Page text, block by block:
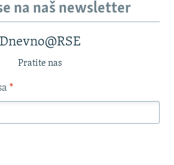
na naš newsletter
Dnevno@RSE
Pratite nas
*